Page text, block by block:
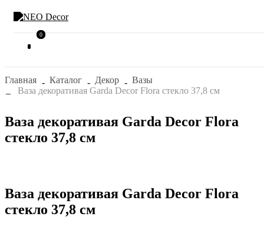
0
0
Главная Каталог Декор
Вазы
Ваза декоративая Garda Decor Flora стекло 37,8 см
Ваза декоративая Garda Decor Flora
стекло 37,8 см
Ваза декоративая Garda Decor Flora
стекло 37,8 см